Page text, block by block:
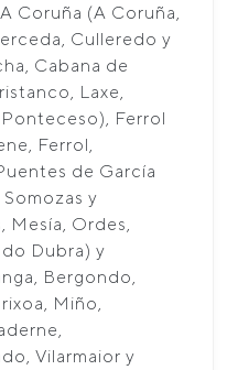
Coruña (A Coruña,
Culleredo y
Cabana de
Laxe,
Ferrol
Ferrol,
de García
y
Mesía, Ordes,
Dubra) y
Bergondo,
Miño,
Vilarmaior y